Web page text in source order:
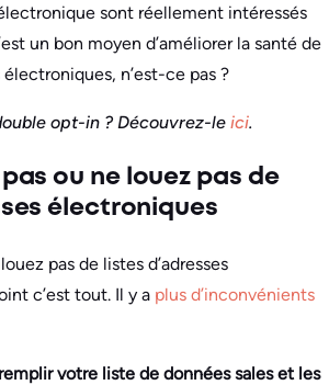
sont réellement intéressés
un bon moyen d’améliorer la santé de
électroniques, n’est-ce pas ?
opt-in ? Découvrez-le ici.
pas ou ne louez pas de
électroniques
pas de listes d’adresses
c’est tout. Il y a plus d’inconvénients
votre liste de données sales et les